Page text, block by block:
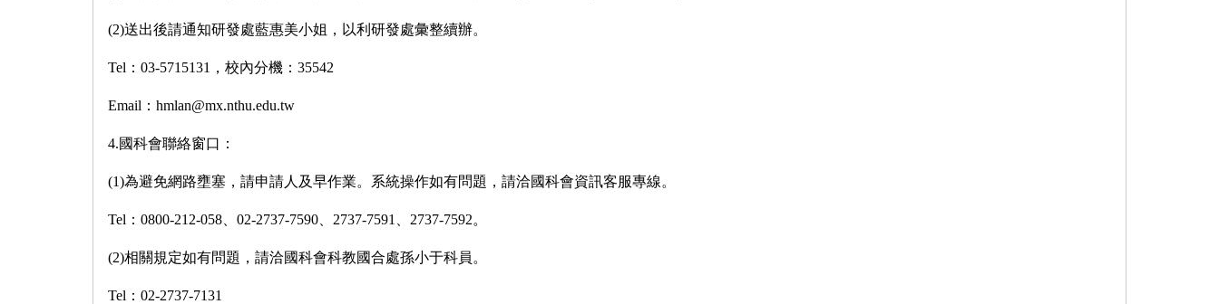
(2)送出後請通知研發處藍惠美小姐，以利研發處彙整續辦。
Tel：03-5715131，校內分機：35542
Email： hmlan@mx.nthu.edu.tw
4.國科會聯絡窗口：
(1)為避免網路壅塞，請申請人及早作業。系統操作如有問題，請洽國科會資訊客服專線。
Tel：0800-212-058、02-2737-7590、2737-7591、2737-7592。
(2)相關規定如有問題，請洽國科會科教國合處孫小于科員。
Tel：02-2737-7131